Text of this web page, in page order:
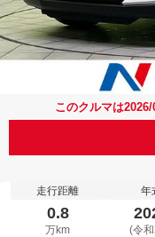
このクルマは2026/
走行距離
0.8
万km
年
(令